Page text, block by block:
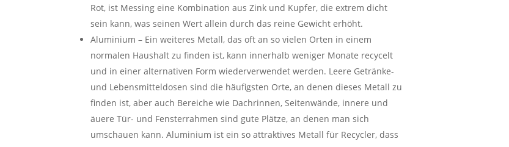
Rot, ist Messing eine Kombination aus Zink und Kupfer, die extrem dicht
sein kann, was seinen Wert allein durch das reine Gewicht erhöht.
Aluminium – Ein weiteres Metall, das oft an so vielen Orten in einem
normalen Haushalt zu finden ist, kann innerhalb weniger Monate recycelt
und in einer alternativen Form wiederverwendet werden. Leere Getränke-
und Lebensmitteldosen sind die häufigsten Orte, an denen dieses Metall zu
finden ist, aber auch Bereiche wie Dachrinnen, Seitenwände, innere und
äuere Tür- und Fensterrahmen sind gute Plätze, an denen man sich
umschauen kann. Aluminium ist ein so attraktives Metall für Recycler, dass